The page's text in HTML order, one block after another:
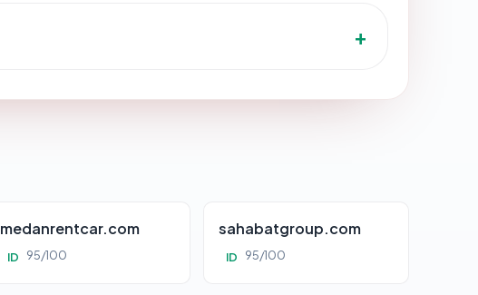
medanrentcar.com
ID 95/100
sahabatgroup.com
ID 95/100